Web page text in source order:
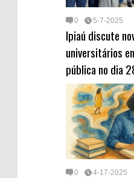
0 5-7-2025
Ipiaú discute
universitários
pública no dia
0 4-17-2025